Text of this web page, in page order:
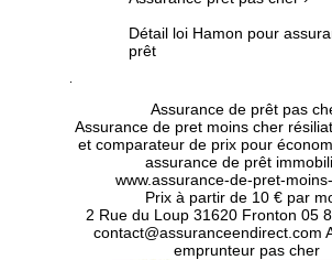
Assurance de prêt pas
Assurance de pret moins cher
et comparateur de prix pour
assurance de prêt
www.assurance-de-pret-
Prix à partir de 10 € par
2 Rue du Loup 31620 Fronton 05
contact@assuranceendirect.com
emprunteur pas cher
Détail loi Hamon pour
prêt